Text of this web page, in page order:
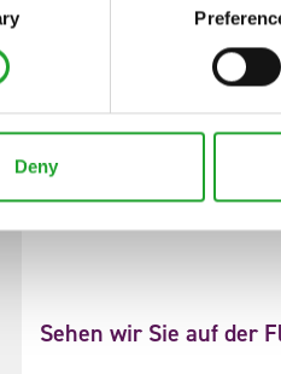
Deny
Sehen wir Sie auf der